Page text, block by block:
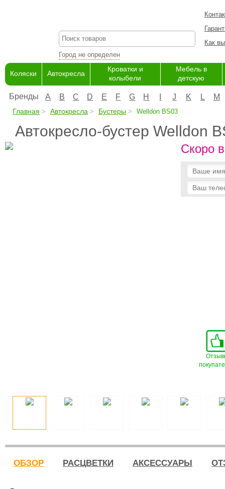
Город не определен
Как
Коляски Автокресла
Кроватки и
колыбели
Мебель в
детскую
Бренды A B C D E F G H J K L M
Главная Автокресла Бустеры Welldon BS03
Автокресло-бустер Welldon
Скоро
ОБЗОР РАСЦВЕТКИ АКСЕССУАРЫ